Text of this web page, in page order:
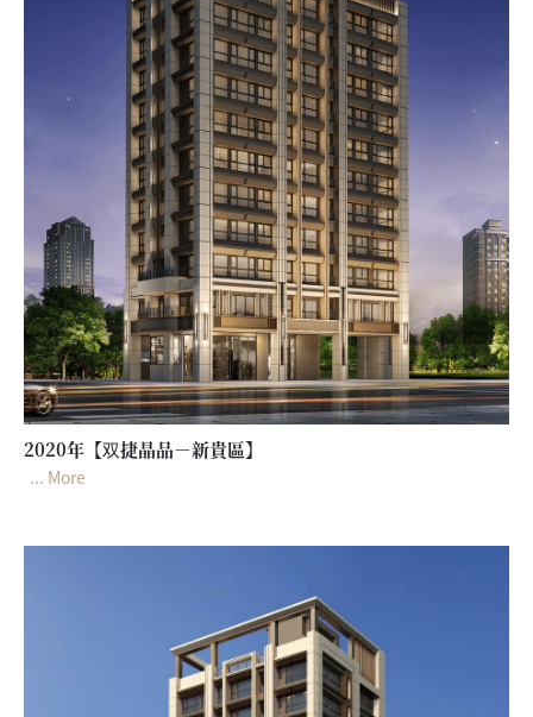
2020年【双捷晶品－新貴區】